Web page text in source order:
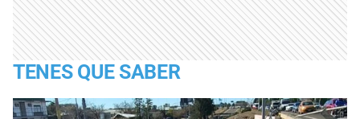
TENES QUE SABER